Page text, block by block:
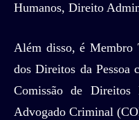
Humanos, Direito
Além disso, é Membro
dos Direitos da Pessoa
Comissão de Direitos
Advogado Criminal